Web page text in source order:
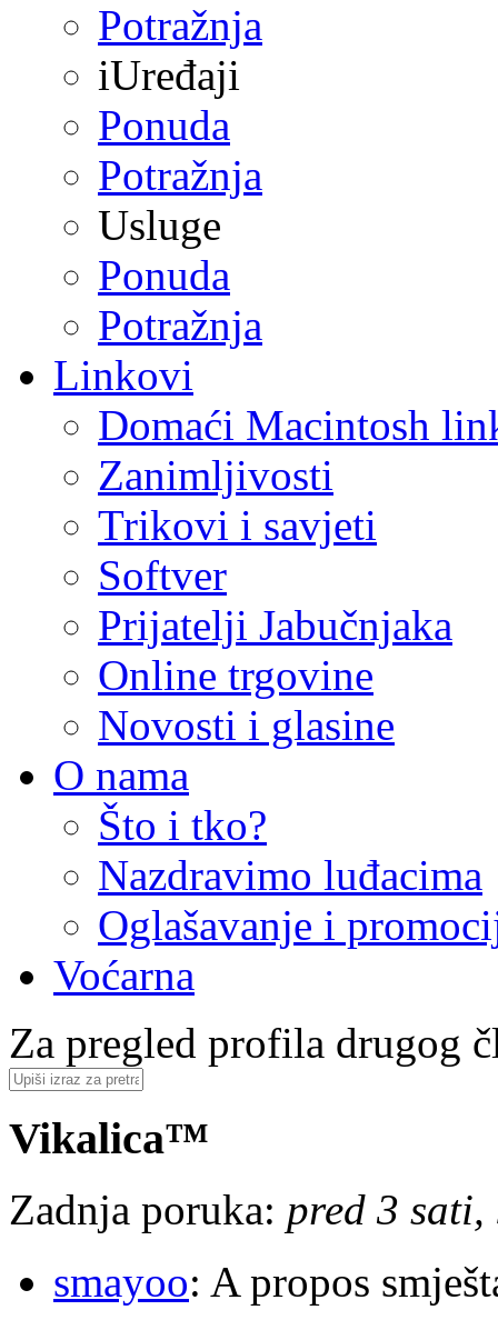
Potražnja
iUređaji
Ponuda
Potražnja
Usluge
Ponuda
Potražnja
Linkovi
Domaći Macintosh
Zanimljivosti
Trikovi i savjeti
Softver
Prijatelji Jabučnjaka
Online trgovine
Novosti i glasine
O nama
Što i tko?
Nazdravimo luđacima
Oglašavanje i
Voćarna
Za pregled profila drugog
Vikalica™
Zadnja poruka: pred 3
smayoo: A propos